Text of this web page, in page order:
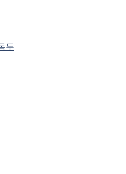
두